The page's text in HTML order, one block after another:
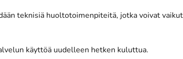
teknisiä huoltotoimenpiteitä, jotka voivat
käyttöä uudelleen hetken kuluttua.